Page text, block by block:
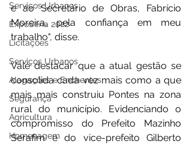
Serviços Urbanos
ExpoSena 2022
Licitações
Serviços Urbanos
Alagações e Enchentes
Segurança
Agricultura
Homenagem
e ao Secretário de Obras, Fabrício
Moreira, pela confiança em meu
trabalho", disse.
Vale destacar que a atual gestão se
consolida cada vez mais como a que
mais mais construiu Pontes na zona
rural do município. Evidenciando o
compromisso do Prefeito Mazinho
Serafim e do vice-prefeito Gilberto